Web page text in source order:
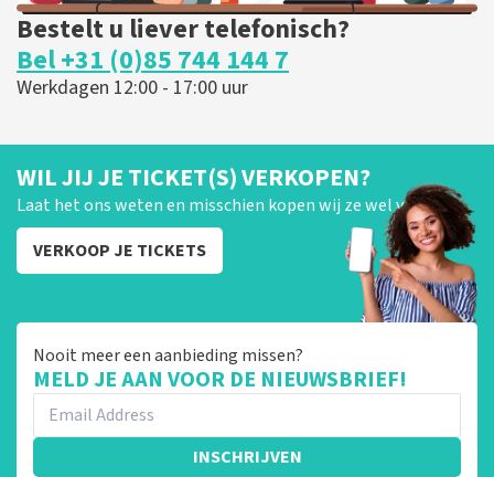
Bestelt u liever telefonisch?
Bel +31 (0)85 744 144 7
Werkdagen 12:00 - 17:00 uur
WIL JIJ JE TICKET(S) VERKOPEN?
Laat het ons weten en misschien kopen wij ze wel van je!
VERKOOP JE TICKETS
Nooit meer een aanbieding missen?
MELD JE AAN VOOR DE NIEUWSBRIEF!
INSCHRIJVEN